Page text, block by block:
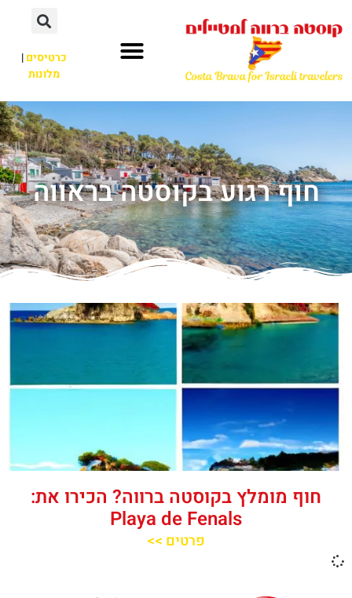
כרטיסים|
מלונות
חוף רגוע בקוסטה בראווה
חוף מומלץ בקוסטה ברווה? הכירו את:
Playa de Fenals‬‬
פרטים >>